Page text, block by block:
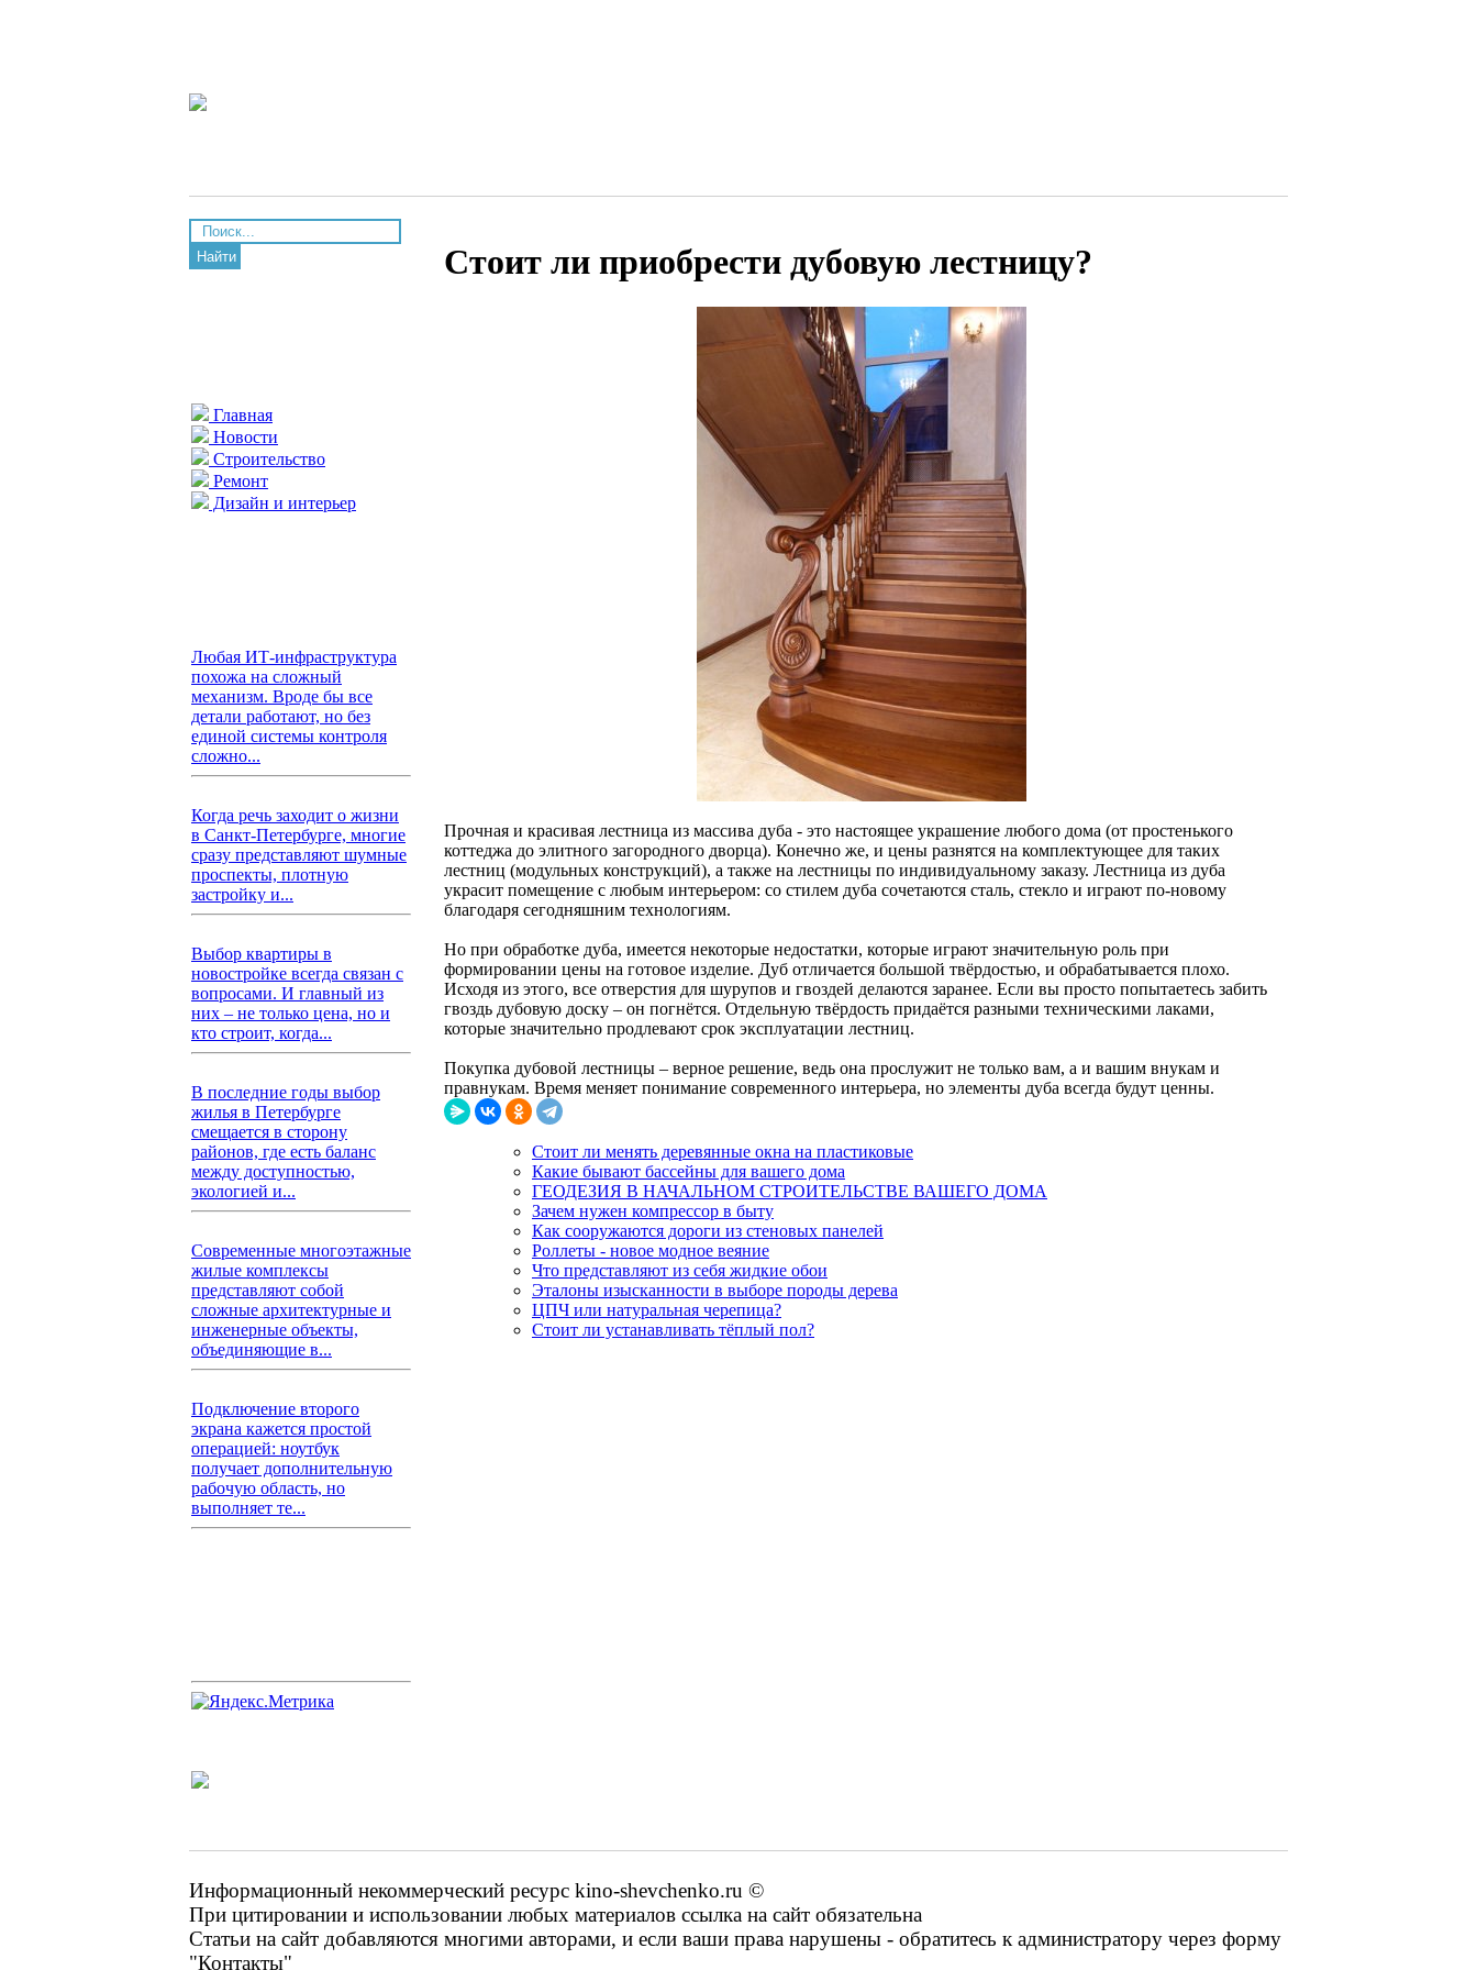
Найти
Главная
Новости
Строительство
Ремонт
Дизайн и интерьер
Любая ИТ-инфраструктура
похожа на сложный
механизм. Вроде бы все
детали работают, но без
единой системы контроля
сложно...
Когда речь заходит о жизни
в Санкт-Петербурге, многие
сразу представляют шумные
проспекты, плотную
застройку и...
Выбор квартиры в
новостройке всегда связан с
вопросами. И главный из
них – не только цена, но и
кто строит, когда...
В последние годы выбор
жилья в Петербурге
смещается в сторону
районов, где есть баланс
между доступностью,
экологией и...
Современные многоэтажные
жилые комплексы
представляют собой
сложные архитектурные и
инженерные объекты,
объединяющие в...
Подключение второго
экрана кажется простой
операцией: ноутбук
получает дополнительную
рабочую область, но
выполняет те...
Стоит ли приобрести дубовую лестницу?
Прочная и красивая лестница из массива дуба - это настоящее украшение любого дома (от простенького
коттеджа до элитного загородного дворца). Конечно же, и цены разнятся на комплектующее для таких
лестниц (модульных конструкций), а также на лестницы по индивидуальному заказу. Лестница из дуба
украсит помещение с любым интерьером: со стилем дуба сочетаются сталь, стекло и играют по-новому
благодаря сегодняшним технологиям.
Но при обработке дуба, имеется некоторые недостатки, которые играют значительную роль при
формировании цены на готовое изделие. Дуб отличается большой твёрдостью, и обрабатывается плохо.
Исходя из этого, все отверстия для шурупов и гвоздей делаются заранее. Если вы просто попытаетесь забить
гвоздь дубовую доску – он погнётся. Отдельную твёрдость придаётся разными техническими лаками,
которые значительно продлевают срок эксплуатации лестниц.
Покупка дубовой лестницы – верное решение, ведь она прослужит не только вам, а и вашим внукам и
правнукам. Время меняет понимание современного интерьера, но элементы дуба всегда будут ценны.
Стоит ли менять деревянные окна на пластиковые
Какие бывают бассейны для вашего дома
ГЕОДЕЗИЯ В НАЧАЛЬНОМ СТРОИТЕЛЬСТВЕ ВАШЕГО ДОМА
Зачем нужен компрессор в быту
Как сооружаются дороги из стеновых панелей
Роллеты - новое модное веяние
Что представляют из себя жидкие обои
Эталоны изысканности в выборе породы дерева
ЦПЧ или натуральная черепица?
Стоит ли устанавливать тёплый пол?
Информационный некоммерческий ресурс kino-shevchenko.ru ©
При цитировании и использовании любых материалов ссылка на сайт обязательна
Статьи на сайт добавляются многими авторами, и если ваши права нарушены - обратитесь к администратору через форму
"Контакты"